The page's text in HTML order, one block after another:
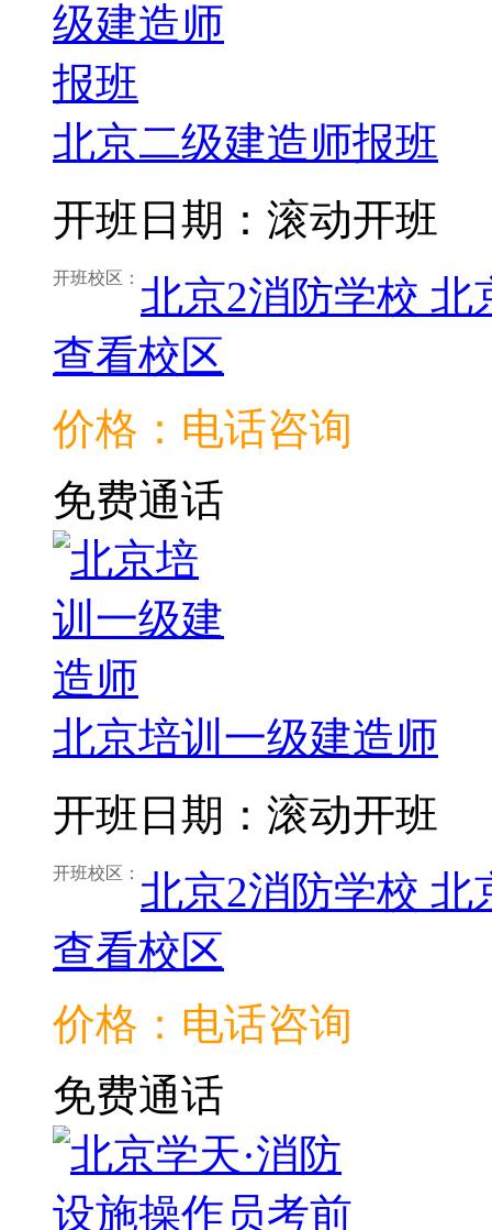
北京二级建造师报班
开班日期：滚动开班
开班校区： 北京2消防学校 北
查看校区
价格：电话咨询
免费通话
北京培训一级建造师
开班日期：滚动开班
开班校区： 北京2消防学校 北
查看校区
价格：电话咨询
免费通话